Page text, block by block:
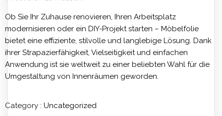
Ob Sie Ihr Zuhause renovieren, Ihren Arbeitsplatz
modernisieren oder ein DIY-Projekt starten – Möbelfolie
bietet eine effiziente, stilvolle und langlebige Lösung. Dank
ihrer Strapazierfähigkeit, Vielseitigkeit und einfachen
Anwendung ist sie weltweit zu einer beliebten Wahl für die
Umgestaltung von Innenräumen geworden.
Category : Uncategorized